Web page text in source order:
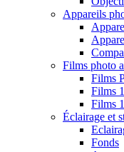
Appareils
Films photo
Films
Films
Films
Éclairage et
Fonds